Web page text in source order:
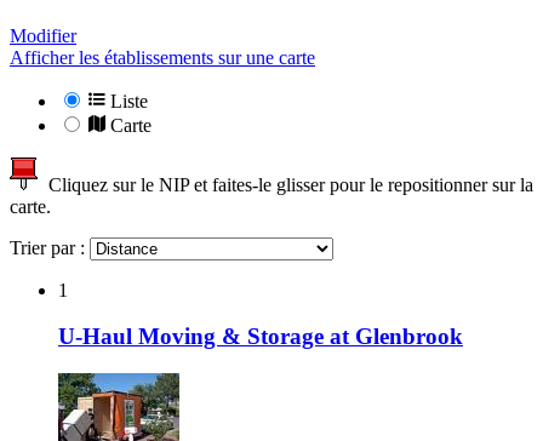
Modifier
Afficher les établissements sur une carte
Liste
Carte
Cliquez sur le NIP et faites-le glisser pour le repositionner sur la
carte.
Trier par :
1
U-Haul Moving & Storage at Glenbrook